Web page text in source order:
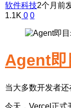
软件科技2个月前
1.1K 0 0
Agent即
当大多数开发者还
今天，Vercel正